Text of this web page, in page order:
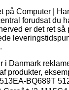
på Computer |
forudsat du
er det ret så
i Danmark
produkter,
BQ689T